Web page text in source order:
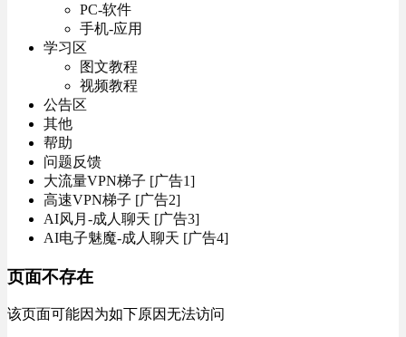
PC-软件
手机-应用
学习区
图文教程
视频教程
公告区
其他
帮助
问题反馈
大流量VPN梯子 [广告1]
高速VPN梯子 [广告2]
AI风月-成人聊天 [广告3]
AI电子魅魔-成人聊天 [广告4]
页面不存在
该页面可能因为如下原因无法访问